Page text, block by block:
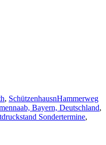
, SchützenhausnHammerweg
Bayern, Deutschland,
Sondertermine,